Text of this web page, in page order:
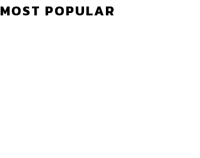
MOST POPULAR